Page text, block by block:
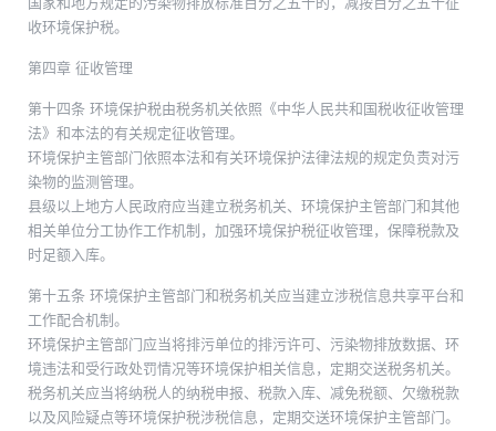
收环境保护税。
第四章 征收管理
第十四条 环境保护税由税务机关依照《中华人民共和国税收征收管理
法》和本法的有关规定征收管理。
环境保护主管部门依照本法和有关环境保护法律法规的规定负责对污
染物的监测管理。
县级以上地方人民政府应当建立税务机关、环境保护主管部门和其他
相关单位分工协作工作机制，加强环境保护税征收管理，保障税款及
时足额入库。
第十五条 环境保护主管部门和税务机关应当建立涉税信息共享平台和
工作配合机制。
环境保护主管部门应当将排污单位的排污许可、污染物排放数据、环
境违法和受行政处罚情况等环境保护相关信息，定期交送税务机关。
税务机关应当将纳税人的纳税申报、税款入库、减免税额、欠缴税款
以及风险疑点等环境保护税涉税信息，定期交送环境保护主管部门。